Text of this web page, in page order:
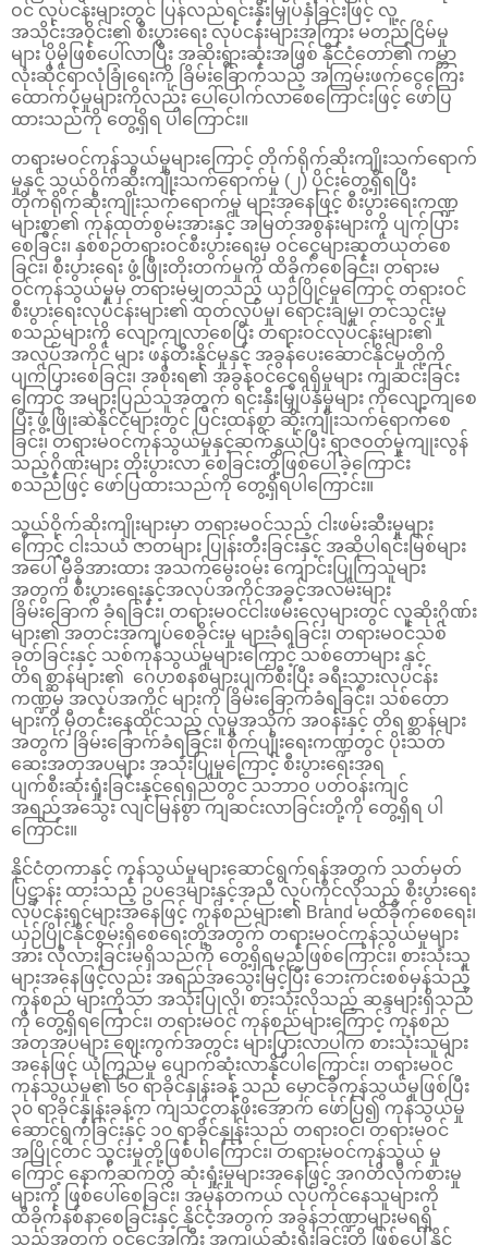
ဝင် လုပ်ငန်းများတွင် ပြန်လည်ရင်းနှီးမြှုပ်နှံခြင်းဖြင့် လူ့
အသိုင်းအဝိုင်း၏ စီးပွားရေး လုပ်ငန်းများအကြား မတည်ငြိမ်မှု
များ ပိုမိုဖြစ်ပေါ်လာပြီး အဆိုးရွားဆုံးအဖြစ် နိုင်ငံတော်၏ ကမ္ဘာ
လုံးဆိုင်ရာလုံခြုံရေးကို ခြိမ်းခြောက်သည့် အကြမ်းဖက်ငွေကြေး
ထောက်ပံ့မှုများကိုလည်း ပေါ်ပေါက်လာစေကြောင်းဖြင့် ဖော်ပြ
ထားသည်ကို တွေ့ရှိရ ပါကြောင်း။
တရားမဝင်ကုန်သွယ်မှုများကြောင့် တိုက်ရိုက်ဆိုးကျိုးသက်ရောက်
မှုနှင့် သွယ်ဝိုက်ဆိုးကျိုးသက်ရောက်မှု (၂) ပိုင်းတွေ့ရှိရပြီး
တိုက်ရိုက်ဆိုးကျိုးသက်ရောက်မှု များအနေဖြင့် စီးပွားရေးကဏ္ဍ
များစွာ၏ ကုန်ထုတ်စွမ်းအားနှင့် အမြတ်အစွန်းများကို ပျက်ပြား
စေခြင်း၊ နှစ်စဉ်တရားဝင်စီးပွားရေးမှ ဝင်ငွေများဆုတ်ယုတ်စေ
ခြင်း၊ စီးပွားရေး ဖွံ့ဖြိုးတိုးတက်မှုကို ထိခိုက်စေခြင်း၊ တရားမ
ဝင်ကုန်သွယ်မှုမှ တရားမမျှတသည့် ယှဉ်ပြိုင်မှုကြောင့် တရားဝင်
စီးပွားရေးလုပ်ငန်းများ၏ ထုတ်လုပ်မှု၊ ရောင်းချမှု၊ တင်သွင်းမှု
စသည်များကို လျော့ကျလာစေပြီး တရားဝင်လုပ်ငန်းများ၏
အလုပ်အကိုင် များ ဖန်တီးနိုင်မှုနှင့် အခွန်ပေးဆောင်နိုင်မှုတို့ကို
ပျက်ပြားစေခြင်း၊ အစိုးရ၏ အခွန်ဝင်ငွေရရှိမှုများ ကျဆင်းခြင်း
ကြောင့် အများပြည်သူအတွက် ရင်းနှီးမြှုပ်နှံမှုများ ကိုလျော့ကျစေ
ပြီး ဖွံ့ဖြိုးဆဲနိုင်ငံများတွင် ပြင်းထန်စွာ ဆိုးကျိုးသက်ရောက်စေ
ခြင်း၊ တရားမဝင်ကုန်သွယ်မှုနှင့်ဆက်နွယ်ပြီး ရာဇဝတ်မှုကျုးလွန်
သည့်ဂိုဏ်းများ တိုးပွားလာ စေခြင်းတို့ဖြစ်ပေါ်ခဲ့ကြောင်း
စသည်ဖြင့် ဖော်ပြထားသည်ကို တွေ့ရှိရပါကြောင်း။
သွယ်ဝိုက်ဆိုးကျိုးများမှာ တရားမဝင်သည့် ငါးဖမ်းဆီးမှုများ
ကြောင့် ငါးသယံ ဇာတများ ပြုန်းတီးခြင်းနှင့် အဆိုပါရင်းမြစ်များ
အပေါ် မှီခိုအားထား အသက်မွေးဝမ်း ကျောင်းပြုကြသူများ
အတွက် စီးပွားရေးနှင့်အလုပ်အကိုင်အခွင့်အလမ်းများ
ခြိမ်းခြောက် ခံရခြင်း၊ တရားမဝင်ငါးဖမ်းလှေများတွင် လူဆိုးဂိုဏ်း
များ၏ အတင်းအကျပ်စေခိုင်းမှု များခံရခြင်း၊ တရားမဝင်သစ်
ခုတ်ခြင်းနှင့် သစ်ကုန်သွယ်မှုများကြောင့် သစ်တောများ နှင့်
တိရစ္ဆာန်များ၏ ဂေဟစနစ်များပျက်စီးပြီး ခရီးသွားလုပ်ငန်း
ကဏ္ဍမှ အလုပ်အကိုင် များကို ခြိမ်းခြောက်ခံရခြင်း၊ သစ်တော
များကို မှီတင်းနေထိုင်သည့် လူမှုအသိုက် အဝန်းနှင့် တိရစ္ဆာန်များ
အတွက် ခြိမ်းခြောက်ခံရခြင်း၊ စိုက်ပျိုးရေးကဏ္ဍတွင် ပိုးသတ်
ဆေးအတုအပများ အသုံးပြုမှုကြောင့် စီးပွားရေးအရ
ပျက်စီးဆုံးရှုံးခြင်းနှင့်ရေရှည်တွင် သဘာဝ ပတ်ဝန်းကျင်
အရည်အသွေး လျင်မြန်စွာ ကျဆင်းလာခြင်းတို့ကို တွေ့ရှိရ ပါ
ကြောင်း။
နိုင်ငံတကာနှင့် ကုန်သွယ်မှုများဆောင်ရွက်ရန်အတွက် သတ်မှတ်
ပြဋ္ဌာန်း ထားသည့် ဥပဒေများနှင့်အညီ လုပ်ကိုင်လိုသည့် စီးပွားရေး
လုပ်ငန်းရှင်များအနေဖြင့် ကုန်စည်များ၏ Brand မထိခိုက်စေရေး၊
ယှဉ်ပြိုင်နိုင်စွမ်းရှိစေရေးတို့အတွက် တရားမဝင်ကုန်သွယ်မှုများ
အား လိုလားခြင်းမရှိသည်ကို တွေ့ရှိရမည်ဖြစ်ကြောင်း၊ စားသုံးသူ
များအနေဖြင့်လည်း အရည်အသွေးမြင့်ပြီး ဘေးကင်းစစ်မှန်သည့်
ကုန်စည် များကိုသာ အသုံးပြုလို၊ စားသုံးလိုသည့် ဆန္ဒများရှိသည်
ကို တွေ့ရှိရကြောင်း၊ တရားမဝင် ကုန်စည်များကြောင့် ကုန်စည်
အတုအပများ ဈေးကွက်အတွင်း များပြားလာပါက စားသုံးသူများ
အနေဖြင့် ယုံကြည်မှု ပျောက်ဆုံးလာနိုင်ပါကြောင်း၊ တရားမဝင်
ကုန်သွယ်မှု၏ ၆၀ ရာခိုင်နှုန်းခန့် သည် မှောင်ခိုကုန်သွယ်မှုဖြစ်ပြီး
၃၀ ရာခိုင်နှုန်းခန့်က ကျသင့်တန်ဖိုး‌အောက် ဖော်ပြ၍ ကုန်သွယ်မှု
ဆောင်ရွက်ခြင်းနှင့် ၁၀ ရာခိုင်နှုန်းသည် တရားဝင်၊ တရားမဝင်
အပြိုင်တင် သွင်းမှုတို့ဖြစ်ပါကြောင်း၊ တရားမဝင်ကုန်သွယ် မှု
ကြောင့် နောက်ဆက်တွဲ ဆုံးရှုံးမှုများအနေဖြင့် အဂတိလိုက်စားမှု
များကို ဖြစ်‌ပေါ်စေခြင်း၊ အမှန်တကယ် လုပ်ကိုင်နေသူများကို
ထိခိုက်နစ်နာစေခြင်းနှင့် နိုင်ငံ့အတွက် အခွန်ဘဏ္ဍာများမရရှိ
သည့်အတွက် ဝင်ငွေအကြီး အကျယ်ဆုံးရှုံးခြင်းတို့ ဖြစ်ပေါ်နိုင်